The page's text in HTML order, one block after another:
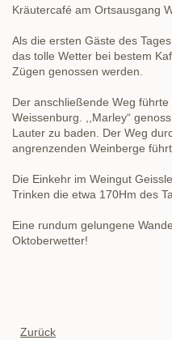
Kräutercafé am Ortsausgang
Als die ersten Gäste des
das tolle Wetter bei bestem
Zügen genossen werden.
Der anschließende Weg
Weissenburg. ,,Marley“
Lauter zu baden. Der Weg
angrenzenden Weinberge
Die Einkehr im Weingut
Trinken die etwa 170Hm des
Eine rundum gelungene
Oktoberwetter!
Zurück